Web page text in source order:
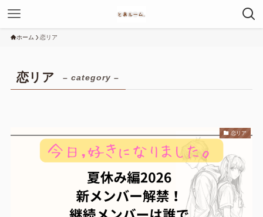
ホーム 恋リア
恋リア – category –
恋リア